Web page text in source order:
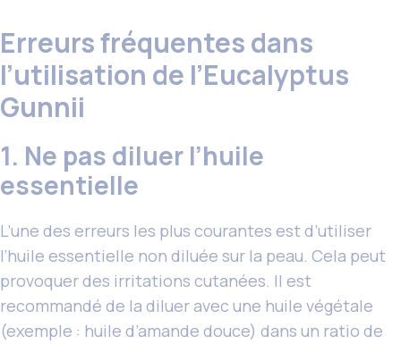
Erreurs fréquentes dans
l’utilisation de l’Eucalyptus
Gunnii
1. Ne pas diluer l’huile
essentielle
L’une des erreurs les plus courantes est d’utiliser
l’huile essentielle non diluée sur la peau. Cela peut
provoquer des irritations cutanées. Il est
recommandé de la diluer avec une huile végétale
(exemple : huile d’amande douce) dans un ratio de